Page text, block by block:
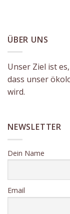
ÜBER UNS
Unser Ziel ist
dass unser
wird.
NEWSLETTER
Dein Name
Email